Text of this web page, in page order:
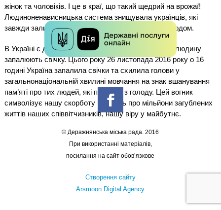
жінок та чоловіків. І це в краї, що такий щедрий на врожаї!
Людиноненависницька система знищувала українців, які
завжди залишалися
сильним та волелюбним народом.
В Україні є давній звичай – у пам’ять про померлу людину
запалюють свічку. Цього року 26 листопада 2016 року о 16
годині Україна запалила свічки та схилила голови у
загальнонаціональній хвилині мовчання на знак вшанування
пам’яті про тих людей, які померли з голоду. Цей вогник
символізує нашу скорботу і пам’ять про мільйони загублених
життів наших співвітчизників, нашу віру у майбутнє.
© Деражнянська міська рада. 2016
При використанні матеріалів,
посилання на сайт обов’язкове
Створення сайту
Arsmoon Digital Agency